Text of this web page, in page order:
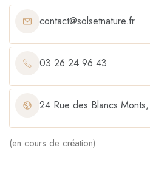
contact@solsetnature.fr
03 26 24 96 43
24 Rue des Blancs
(en cours de création)